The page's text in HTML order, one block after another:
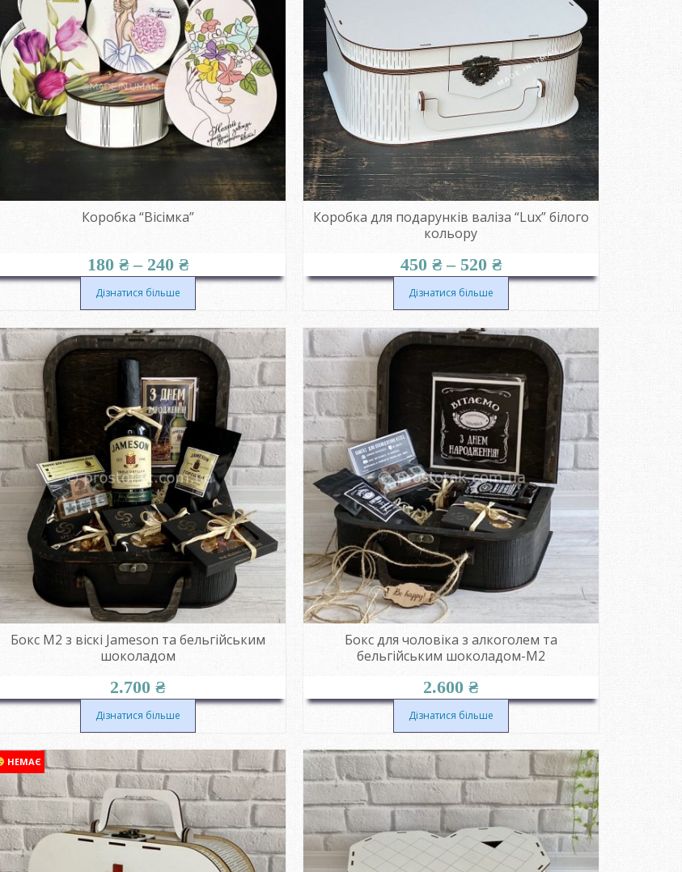
Коробка “Вісімка”
180 ₴ – 240 ₴Діапазон
цін:
від
до
240 ₴
Дізнатися більше
Коробка для подарунків валіза “Lux” білого
кольору
450 ₴ – 520 ₴Діапазон
цін:
від
до
520 ₴
Дізнатися більше
Бокс M2 з віскі Jameson та бельгійським
шоколадом
2.700₴
Дізнатися більше
Бокс для чоловіка з алкоголем та
бельгійським шоколадом-М2
2.600₴
Дізнатися більше
НЕМАЄ